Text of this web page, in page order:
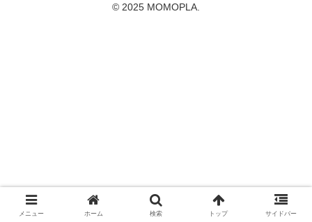
© 2025 MOMOPLA.
メニュー ホーム 検索 トップ サイドバー